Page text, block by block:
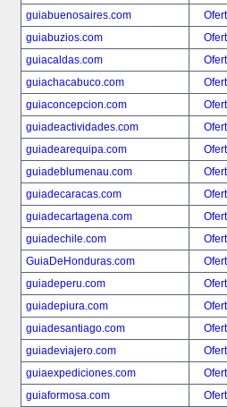
guiabuenosaires.com
guiabuzios.com
guiacaldas.com
guiachacabuco.com
guiaconcepcion.com
guiadeactividades.com
guiadearequipa.com
guiadeblumenau.com
guiadecaracas.com
guiadecartagena.com
guiadechile.com
GuiaDeHonduras.com
guiadeperu.com
guiadepiura.com
guiadesantiago.com
guiadeviajero.com
guiaexpediciones.com
guiaformosa.com